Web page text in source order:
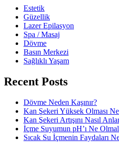
Estetik
Güzellik
Lazer Epilasyon
Spa / Masaj
Dövme
Basın Merkezi
Sağlıklı Yaşam
Recent Posts
Dövme Neden Kaşınır?
Kan Şekeri Yüksek Olması
Kan Şekeri Artışını Nasıl
İçme Suyumun pH’ı Ne
Sıcak Su İçmenin Faydaları